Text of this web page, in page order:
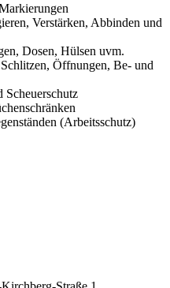
Verstärken, Abbinden und
Dosen, Hülsen uvm.
Öffnungen, Be- und
Scheuerschutz
(Arbeitsschutz)